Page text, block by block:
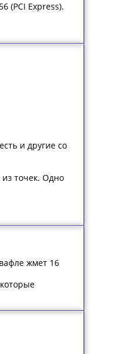
(PCI Express).
и другие со
точек. Одно
жмет 16